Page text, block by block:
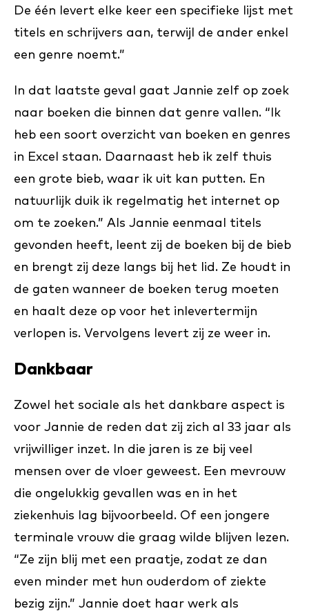
De één levert elke keer een specifieke lijst met
titels en schrijvers aan, terwijl de ander enkel
een genre noemt.”
In dat laatste geval gaat Jannie zelf op zoek
naar boeken die binnen dat genre vallen. “Ik
heb een soort overzicht van boeken en genres
in Excel staan. Daarnaast heb ik zelf thuis
een grote bieb, waar ik uit kan putten. En
natuurlijk duik ik regelmatig het internet op
om te zoeken.” Als Jannie eenmaal titels
gevonden heeft, leent zij de boeken bij de bieb
en brengt zij deze langs bij het lid. Ze houdt in
de gaten wanneer de boeken terug moeten
en haalt deze op voor het inlevertermijn
verlopen is. Vervolgens levert zij ze weer in.
Dankbaar
Zowel het sociale als het dankbare aspect is
voor Jannie de reden dat zij zich al 33 jaar als
vrijwilliger inzet. In die jaren is ze bij veel
mensen over de vloer geweest. Een mevrouw
die ongelukkig gevallen was en in het
ziekenhuis lag bijvoorbeeld. Of een jongere
terminale vrouw die graag wilde blijven lezen.
“Ze zijn blij met een praatje, zodat ze dan
even minder met hun ouderdom of ziekte
bezig zijn.” Jannie doet haar werk als